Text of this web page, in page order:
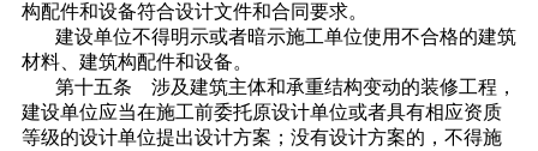
构配件和设备符合设计文件和合同要求。
建设单位不得明示或者暗示施工单位使用不合格的建筑
材料、建筑构配件和设备。
第十五条 涉及建筑主体和承重结构变动的装修工程，
建设单位应当在施工前委托原设计单位或者具有相应资质
等级的设计单位提出设计方案；没有设计方案的，不得施